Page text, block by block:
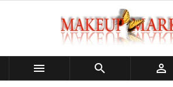
  